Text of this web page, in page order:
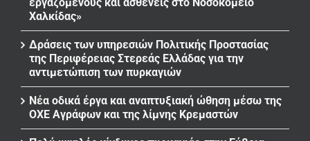
Χαλκίδας»
Δράσεις των υπηρεσιών Πολιτικής Προστασίας
της Περιφέρειας Στερεάς Ελλάδας για την
αντιμετώπιση των πυρκαγιών
Νέα οδικά έργα και αναπτυξιακή ώθηση μέσω της
ΟΧΕ Αγράφων και της λίμνης Κρεμαστών